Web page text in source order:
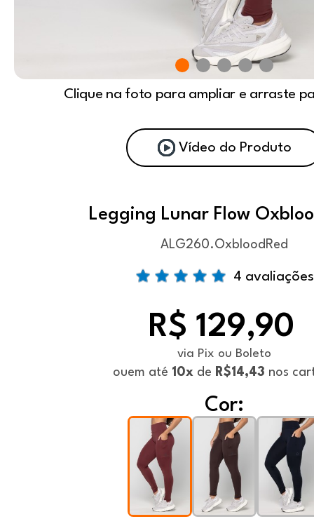
Clique na foto para ampliar e arraste
Vídeo do Produto
Legging Lunar Flow
ALG260.OxbloodRed
4 avaliações
R$ 129,90
via Pix ou Boleto
ouem até 10xde R$14,43 nos
Cor: